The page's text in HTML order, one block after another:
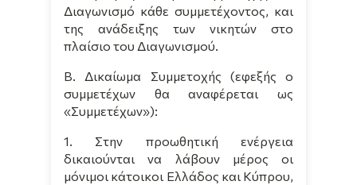
Διαγωνισμό κάθε συμμετέχοντος, και
της ανάδειξης των νικητών στο
πλαίσιο του Διαγωνισμού.
Β. Δικαίωμα Συμμετοχής (εφεξής ο
συμμετέχων θα αναφέρεται ως
«Συμμετέχων»):
1. Στην προωθητική ενέργεια
δικαιούνται να λάβουν μέρος οι
μόνιμοι κάτοικοι Ελλάδος και Κύπρου,